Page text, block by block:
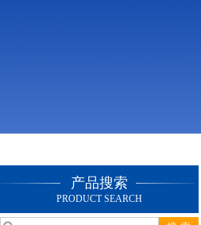
产品搜索
PRODUCT SEARCH